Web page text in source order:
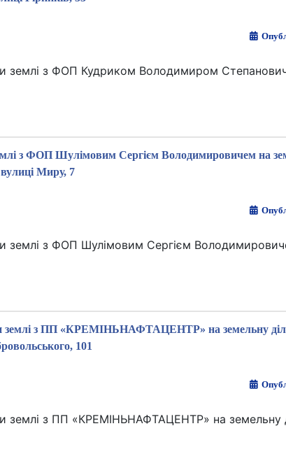
землі з ФОП Кудриком Володимиром
з ФОП Шулімовим Сергієм Володимировичем на
вулиці Миру, 7
землі з ФОП Шулімовим Сергієм
землі з ПП «КРЕМІНЬНАФТАЦЕНТР» на земельну
101
землі з ПП «КРЕМІНЬНАФТАЦЕНТР» на земельну